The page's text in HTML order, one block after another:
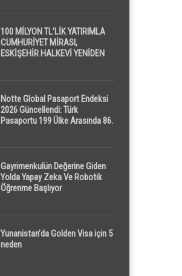
100 MİLYON TL’LİK YATIRIMLA
CUMHURİYET MİRASI,
ESKİŞEHİR HALKEVİ YENİDEN
Notte Global Pasaport Endeksi
2026 Güncellendi: Türk
Pasaportu 199 Ülke Arasında 86.
Gayrimenkulün Değerine Giden
Yolda Yapay Zeka Ve Robotik
Öğrenme Başlıyor
Yunanistan’da Golden Visa için 5
neden